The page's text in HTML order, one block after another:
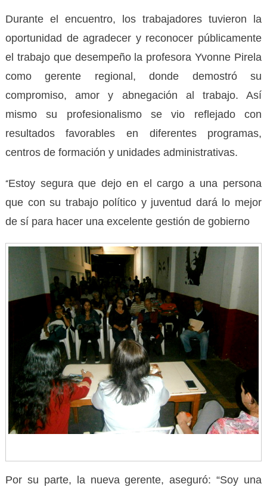
Durante el encuentro, los trabajadores tuvieron la
oportunidad de agradecer y reconocer públicamente
el trabajo que desempeño la profesora Yvonne Pirela
como gerente regional, donde demostró su
compromiso, amor y abnegación al trabajo. Así
mismo su profesionalismo se vio reflejado con
resultados favorables en diferentes programas,
centros de formación y unidades administrativas.
“Estoy segura que dejo en el cargo a una persona
que con su trabajo político y juventud dará lo mejor
de sí para hacer una excelente gestión de gobierno
Por su parte, la nueva gerente, aseguró: “Soy una